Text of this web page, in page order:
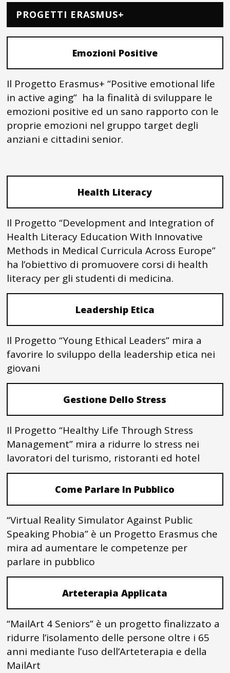
PROGETTI ERASMUS+
Emozioni Positive
Il Progetto Erasmus+ “Positive emotional life
in active aging” ha la finalità di sviluppare le
emozioni positive ed un sano rapporto con le
proprie emozioni nel gruppo target degli
anziani e cittadini senior.
Health Literacy
Il Progetto “Development and Integration of
Health Literacy Education With Innovative
Methods in Medical Curricula Across Europe”
ha l’obiettivo di promuovere corsi di health
literacy per gli studenti di medicina.
Leadership Etica
Il Progetto “Young Ethical Leaders” mira a
favorire lo sviluppo della leadership etica nei
giovani
Gestione Dello Stress
Il Progetto “Healthy Life Through Stress
Management” mira a ridurre lo stress nei
lavoratori del turismo, ristoranti ed hotel
Come Parlare In Pubblico
“Virtual Reality Simulator Against Public
Speaking Phobia” è un Progetto Erasmus che
mira ad aumentare le competenze per
parlare in pubblico
Arteterapia Applicata
“MailArt 4 Seniors” è un progetto finalizzato a
ridurre l’isolamento delle persone oltre i 65
anni mediante l’uso dell’Arteterapia e della
MailArt